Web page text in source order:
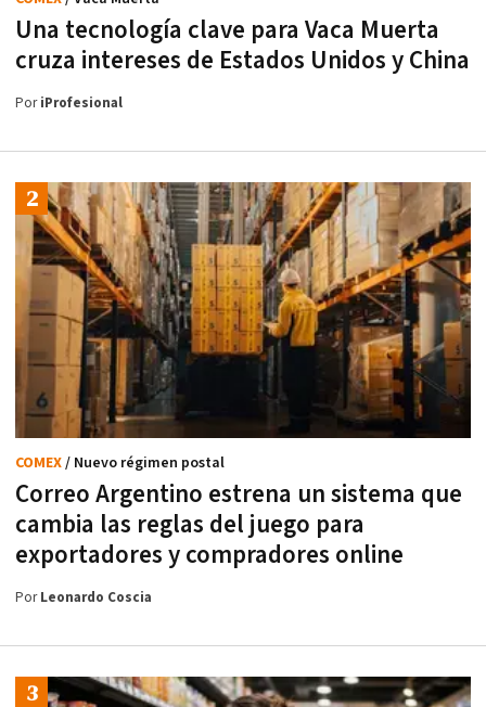
Una tecnología clave para Vaca Muerta
cruza intereses de Estados Unidos y China
PoriProfesional
Correo Argentino estrena un sistema que
cambia las reglas del juego para
exportadores y compradores online
COMEX/ Nuevo régimen postal
PorLeonardo Coscia